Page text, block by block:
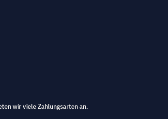
wir viele Zahlungsarten an.